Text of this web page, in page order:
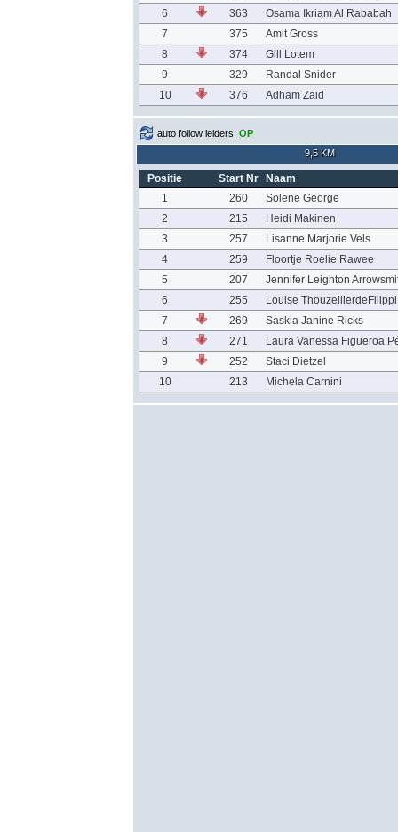
6
363
Osama Ikriam Al Rababah
7
375
Amit Gross
8
374
Gill Lotem
9
329
Randal Snider
10
376 Adham Zaid
auto follow leiders: OP
9,5 KM
Positie Start Nr
Naam
1
260
Solene George
2
215
Heidi Makinen
3
257
Lisanne Marjorie Vels
4
259
Floortje Roelie Rawee
5
207
Jennifer Leighton
6
255
Louise ThouzellierdeFilippi
7
269
Saskia Janine Ricks
8
271
Laura Vanessa Figueroa
9
252
Staci Dietzel
10
213 Michela Carnini